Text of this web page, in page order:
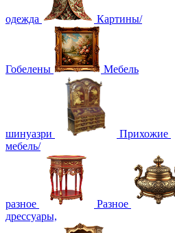
одежда Картины/
Гобелены Мебель
шинуазри Прихожие
мебель/
разное Разное
дрессуары,